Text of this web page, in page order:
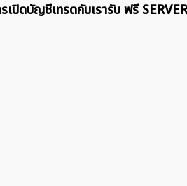
เปิดบัญชีเทรดกับเรารับ ฟรี